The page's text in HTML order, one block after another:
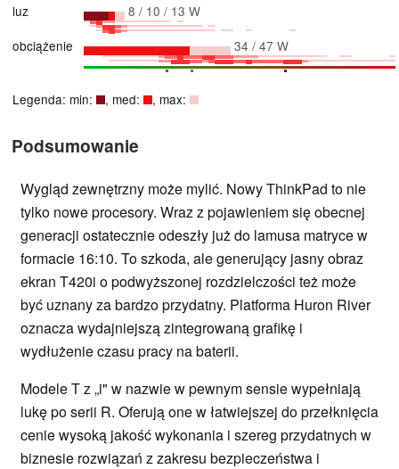
luz
8 / 10 / 13 W
obciążenie
34 / 47 W
Legenda: min: , med: , max:
Podsumowanie
Wygląd zewnętrzny może mylić. Nowy ThinkPad to nie
tylko nowe procesory. Wraz z pojawieniem się obecnej
generacji ostatecznie odeszły już do lamusa matryce w
formacie 16:10. To szkoda, ale generujący jasny obraz
ekran T420i o podwyższonej rozdzielczości też może
być uznany za bardzo przydatny. Platforma Huron River
oznacza wydajniejszą zintegrowaną grafikę i
wydłużenie czasu pracy na baterii.
Modele T z „i" w nazwie w pewnym sensie wypełniają
lukę po serii R. Oferują one w łatwiejszej do przełknięcia
cenie wysoką jakość wykonania i szereg przydatnych w
biznesie rozwiązań z zakresu bezpieczeństwa i